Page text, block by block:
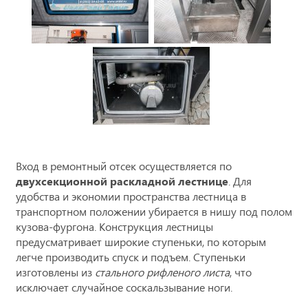
Вход в ремонтный отсек осуществляется по
двухсекционной раскладной лестнице . Для
удобства и экономии пространства лестница в
транспортном положении убирается в нишу под полом
кузова-фургона. Конструкция лестницы
предусматривает широкие ступеньки, по которым
легче производить спуск и подъем. Ступеньки
изготовлены из стального рифленого листа, что
исключает случайное соскальзывание ноги.